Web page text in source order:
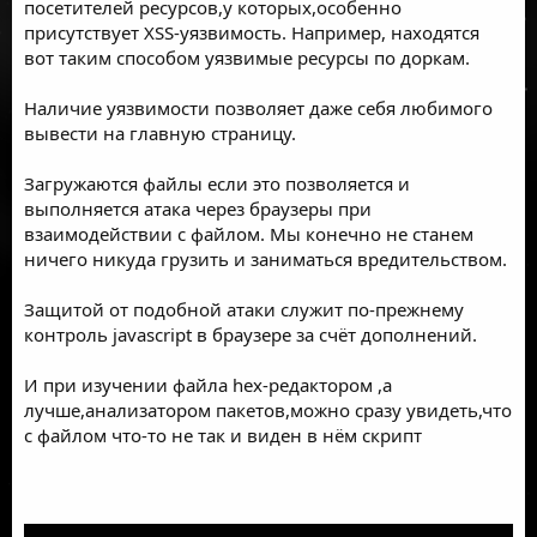
посетителей ресурсов,у которых,особенно
присутствует XSS-уязвимость. Например, находятся
вот таким способом уязвимые ресурсы по доркам.
Наличие уязвимости позволяет даже себя любимого
вывести на главную страницу.
Загружаются файлы если это позволяется и
выполняется атака через браузеры при
взаимодействии с файлом. Мы конечно не станем
ничего никуда грузить и заниматься вредительством.
Защитой от подобной атаки служит по-прежнему
контроль javascript в браузере за счёт дополнений.
И при изучении файла hex-редактором ,а
лучше,анализатором пакетов,можно сразу увидеть,что
с файлом что-то не так и виден в нём скрипт